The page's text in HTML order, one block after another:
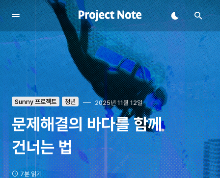
Sunny 프로젝트 청년 2025년 11월 12일
문제해결의 바다를 함께
건너는 법
7분 읽기